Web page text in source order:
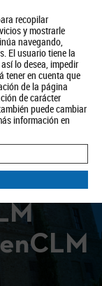
recopilar
y mostrarle
navegando,
El usuario tiene la
lo desea, impedir
tener en cuenta que
de la página
de carácter
puede cambiar
información en
Aviso Legal
Política de Cookies
BUSCAR